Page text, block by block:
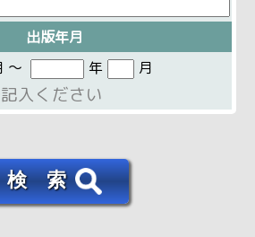
出版年月
〜 年 月
入ください
検 索